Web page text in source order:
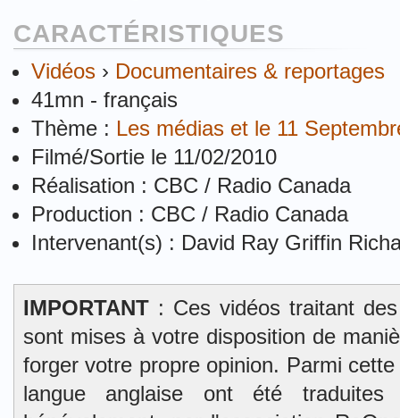
CARACTÉRISTIQUES
Vidéos › Documentaires & reportages
41mn - français
Thème : Les médias et le 11
Filmé/Sortie le 11/02/2010
Réalisation : CBC / Radio Canada
Production : CBC / Radio Canada
Intervenant(s) : David Ray Griffin
IMPORTANT : Ces vidéos traitant
sont mises à votre disposition de
forger votre propre opinion. Parmi
langue anglaise ont été